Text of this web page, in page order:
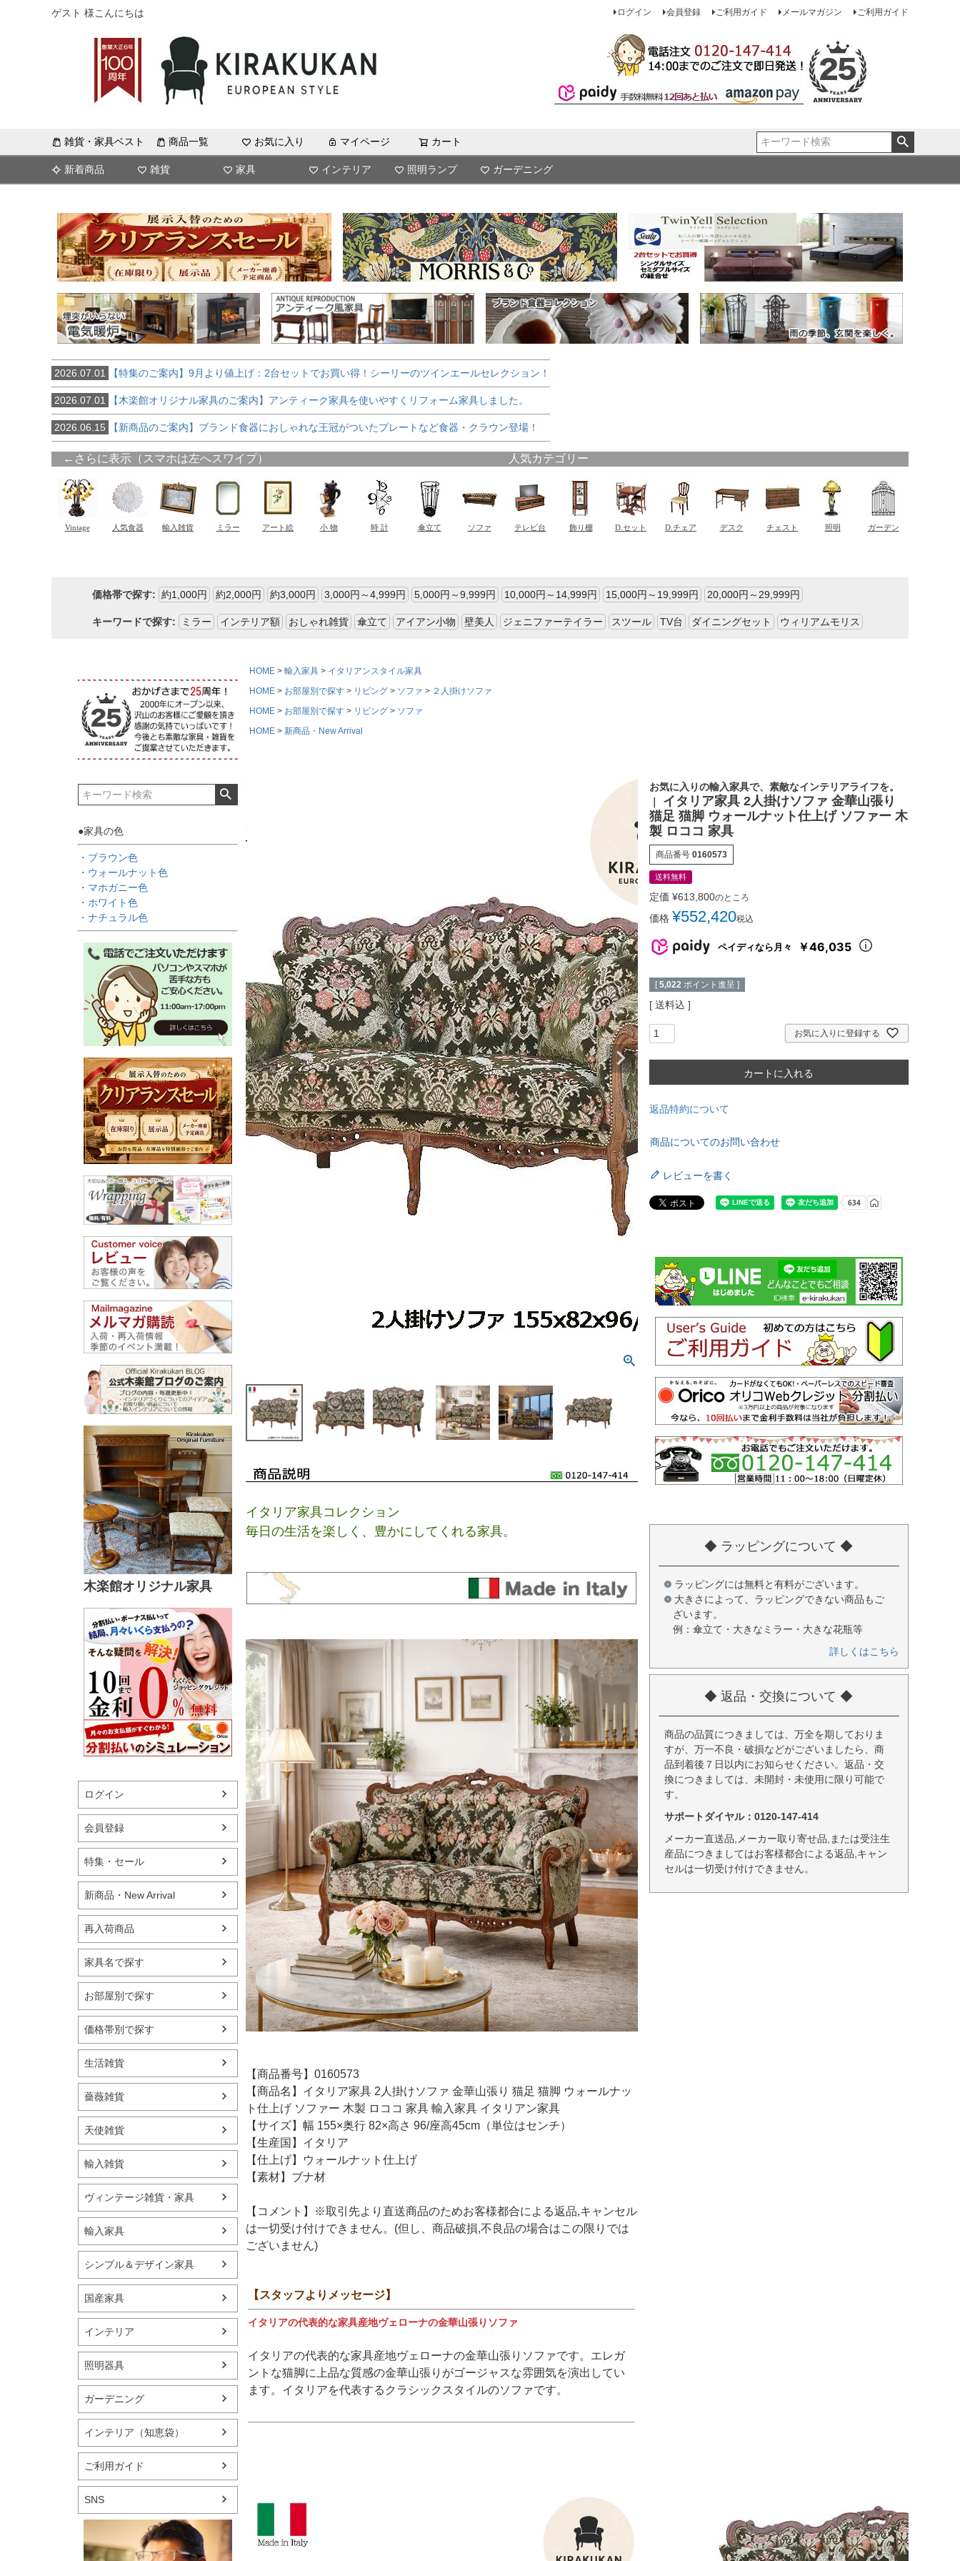
ゲスト 様こんにちは ログイン 会員登録 ご利用ガイド メールマガジン ご利用ガイド
雑貨・家具ベスト 商品一覧 お気に入り マイページ カート
新着商品 雑貨 家具 インテリア 照明ランプ ガーデニング
2026.07.01 【特集のご案内】9月より値上げ：2台セットでお買い得！シーリーのツインエールセレクション！
2026.07.01 【木楽館オリジナル家具のご案内】アンティーク家具を使いやすくリフォーム家具しました。
2026.06.15 【新商品のご案内】ブランド食器におしゃれな王冠がついたプレートなど食器・クラウン登場！
価格帯で探す: 約1,000円 約2,000円 約3,000円 3,000円～4,999円 5,000円～9,999円 10,000円～14,999円 15,000円～19,999円 20,000円～29,999円
キーワードで探す: ミラー インテリア額 おしゃれ雑貨 傘立て アイアン小物 壁美人 ジェニファーテイラー スツール TV台 ダイニングセット ウィリアムモリス
●家具の色
・ブラウン色
・ウォールナット色
・マホガニー色
・ホワイト色
・ナチュラル色
木楽館オリジナル家具
ログイン
会員登録
特集・セール
新商品・New Arrival
再入荷商品
家具名で探す
お部屋別で探す
価格帯別で探す
生活雑貨
薔薇雑貨
天使雑貨
輸入雑貨
ヴィンテージ雑貨・家具
輸入家具
シンプル＆デザイン家具
国産家具
インテリア
照明器具
ガーデニング
インテリア（知恵袋）
ご利用ガイド
SNS
HOME 輸入家具
イタリアンスタイル家具
HOME
お部屋別で探す リビング ソファ
２人掛けソファ
HOME
お部屋別で探す リビング
ソファ
HOME
新商品・New Arrival
イタリア家具コレクション
毎日の生活を楽しく、豊かにしてくれる家具。
【商品番号】0160573
【商品名】イタリア家具 2人掛けソファ 金華山張り 猫足 猫脚 ウォールナッ
ト仕上げ ソファー 木製 ロココ 家具 輸入家具 イタリアン家具
【サイズ】幅 155×奥行 82×高さ 96/座高45cm（単位はセンチ）
【生産国】イタリア
【仕上げ】ウォールナット仕上げ
【素材】ブナ材
【コメント】※取引先より直送商品のためお客様都合による返品,キャンセル
は一切受け付けできません。(但し、商品破損,不良品の場合はこの限りでは
ございません)
【スタッフよりメッセージ】
イタリアの代表的な家具産地ヴェローナの金華山張りソファ
イタリアの代表的な家具産地ヴェローナの金華山張りソファです。エレガ
ントな猫脚に上品な質感の金華山張りがゴージャスな雰囲気を演出してい
ます。イタリアを代表するクラシックスタイルのソファです。
お気に入りの輸入家具で、素敵なインテリアライフを。
イタリア家具 2人掛けソファ 金華山張り
猫足 猫脚 ウォールナット仕上げ ソファー 木
製 ロココ 家具
商品番号 0160573
送料無料
定価 ¥613,800のところ
価格 ¥552,420税込
ペイディなら月々 ￥46,035
[ 5,022 ポイント進呈 ]
送料込
お気に入りに登録する
カートに入れる
返品特約について
商品についてのお問い合わせ
レビューを書く
◆ ラッピングについて ◆
ラッピングには無料と有料がございます。
大きさによって、ラッピングできない商品もご
ざいます。
例：傘立て・大きなミラー・大きな花瓶等
詳しくはこちら
◆ 返品・交換について ◆
商品の品質につきましては、万全を期しておりま
すが、万一不良・破損などがございましたら、商
品到着後７日以内にお知らせください。返品・交
換につきましては、未開封・未使用に限り可能で
す。
サポートダイヤル：0120-147-414
メーカー直送品,メーカー取り寄せ品,または受注生
産品につきましてはお客様都合による返品,キャン
セルは一切受け付けできません。